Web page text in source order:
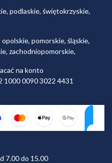
podlaskie, świętokrzyskie,
pomorskie, śląskie,
zachodniopomorskie,
na konto
1000 0090 3022 4431
7.00 do 15.00